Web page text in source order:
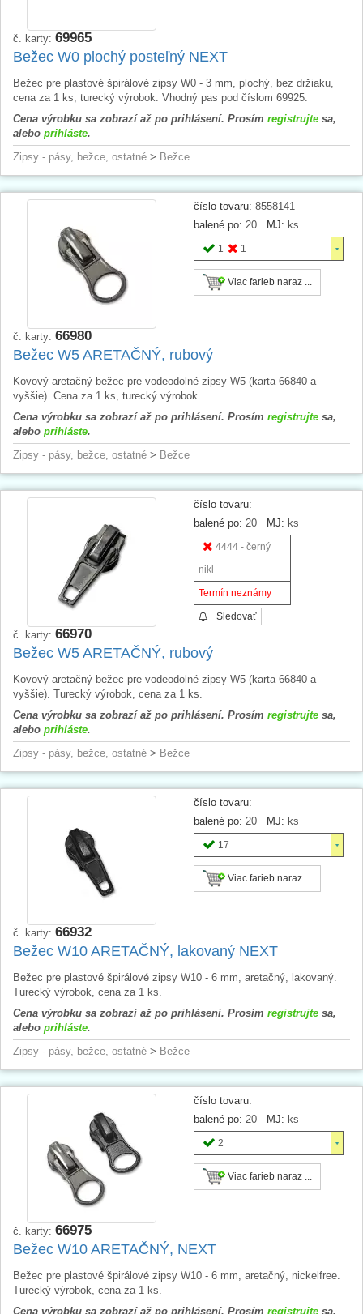
č. karty: 69965
Bežec W0 plochý posteľný NEXT
Bežec pre plastové špirálové zipsy W0 - 3 mm, plochý, bez držiaku,
cena za 1 ks, turecký výrobok. Vhodný pas pod číslom 69925.
Cena výrobku sa zobrazí až po prihlásení. Prosím registrujte sa,
alebo prihláste.
Zipsy - pásy, bežce, ostatné > Bežce
číslo tovaru: 8558141
balené po: 20 MJ: ks
1 1
Viac farieb naraz ...
č. karty: 66980
Bežec W5 ARETAČNÝ, rubový
Kovový aretačný bežec pre vodeodolné zipsy W5 (karta 66840 a
vyššie). Cena za 1 ks, turecký výrobok.
Cena výrobku sa zobrazí až po prihlásení. Prosím registrujte sa,
alebo prihláste.
Zipsy - pásy, bežce, ostatné > Bežce
číslo tovaru:
balené po: 20 MJ: ks
4444 - černý
nikl
Termín neznámy
Sledovať
č. karty: 66970
Bežec W5 ARETAČNÝ, rubový
Kovový aretačný bežec pre vodeodolné zipsy W5 (karta 66840 a
vyššie). Turecký výrobok, cena za 1 ks.
Cena výrobku sa zobrazí až po prihlásení. Prosím registrujte sa,
alebo prihláste.
Zipsy - pásy, bežce, ostatné > Bežce
číslo tovaru:
balené po: 20 MJ: ks
17
Viac farieb naraz ...
č. karty: 66932
Bežec W10 ARETAČNÝ, lakovaný NEXT
Bežec pre plastové špirálové zipsy W10 - 6 mm, aretačný, lakovaný.
Turecký výrobok, cena za 1 ks.
Cena výrobku sa zobrazí až po prihlásení. Prosím registrujte sa,
alebo prihláste.
Zipsy - pásy, bežce, ostatné > Bežce
číslo tovaru:
balené po: 20 MJ: ks
2
Viac farieb naraz ...
č. karty: 66975
Bežec W10 ARETAČNÝ, NEXT
Bežec pre plastové špirálové zipsy W10 - 6 mm, aretačný, nickelfree.
Turecký výrobok, cena za 1 ks.
Cena výrobku sa zobrazí až po prihlásení. Prosím registrujte sa,